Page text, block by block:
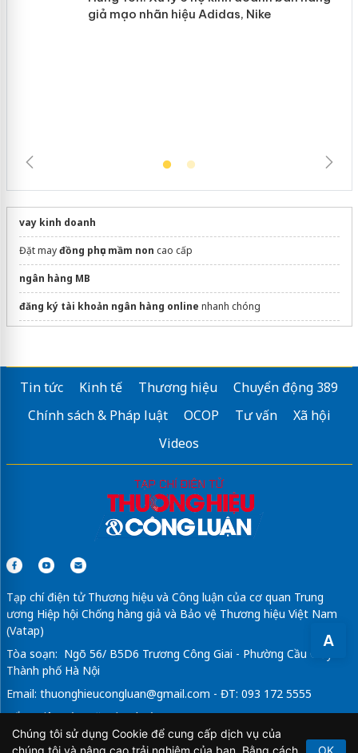
A
vay kinh doanh
Đặt mayđồng phục mầm non cao cấp
ngân hàng MB
đăng ký tài khoản ngân hàng online nhanh chóng
Đặt hẹnThay pin iPhone 11 Pro Max bảo hành 15 tháng
vay nhanh online uy tín
Tin tức Kinh tế Thương hiệu
Chuyển động 389
Chính sách & Pháp luật
OCOP Tư vấn
Xã hội
Videos
Tạp chí điện tử Thương hiệu và Công luận của cơ quan Trung
ương Hiệp hội Chống hàng giả và Bảo vệ Thương hiệu Việt Nam
(Vatap)
Tòa soạn: Ngõ 56/ B5D6 Trương Công Giai - Phường Cầu Giấy -
Thành phố Hà Nội
Email: thuonghieucongluan@gmail.com - ĐT: 093 172 5555
Tổng Biên Tập: Vũ Đức Thuận
Giấy phép hoạt động báo chí điện tử số 64/GP-BTTTT do Bộ
Chúng tôi sử dụng Cookie để cung cấp dịch vụ của
chúng tôi và nâng cao trải nghiệm của bạn. Bằng cách
OK